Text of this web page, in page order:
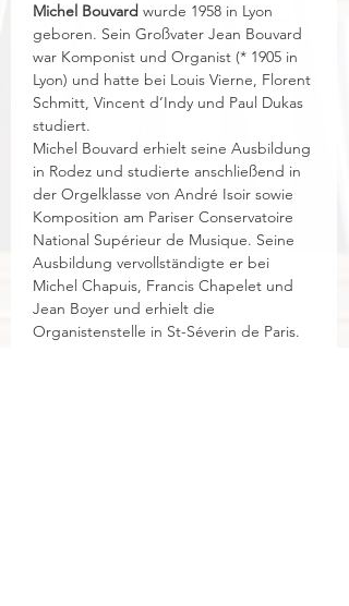
Michel Bouvard wurde 1958 in Lyon
geboren. Sein Großvater Jean Bouvard
war Komponist und Organist (* 1905 in
Lyon) und hatte bei Louis Vierne, Florent
Schmitt, Vincent d’Indy und Paul Dukas
studiert.
Michel Bouvard erhielt seine Ausbildung
in Rodez und studierte anschließend in
der Orgelklasse von André Isoir sowie
Komposition am Pariser Conservatoire
National Supérieur de Musique. Seine
Ausbildung vervollständigte er bei
Michel Chapuis, Francis Chapelet und
Jean Boyer und erhielt die
Organistenstelle in St-Séverin de Paris.